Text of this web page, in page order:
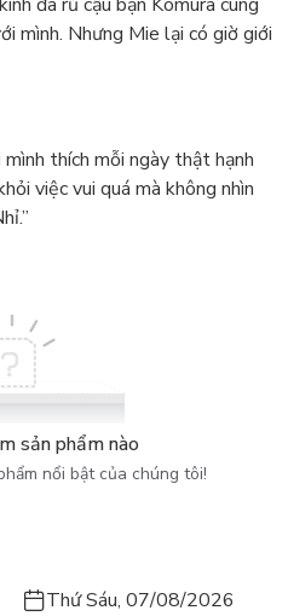
mình. Nhưng Mie lại có giờ giới
thích mỗi ngày thật hạnh
việc vui quá mà không nhìn
sản phẩm nào
nổi bật của chúng tôi!
Thứ Sáu, 07/08/2026